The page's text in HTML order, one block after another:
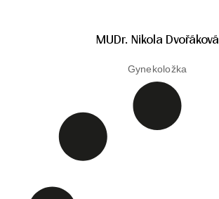
MUDr. Nikola Dvořáková
Gynekoložka